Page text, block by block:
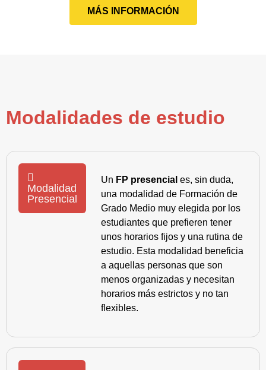
MÁS INFORMACIÓN
Modalidades de estudio
Modalidad
Presencial
Un FP presencial es, sin duda,
una modalidad de Formación de
Grado Medio muy elegida por los
estudiantes que prefieren tener
unos horarios fijos y una rutina de
estudio. Esta modalidad beneficia
a aquellas personas que son
menos organizadas y necesitan
horarios más estrictos y no tan
flexibles.